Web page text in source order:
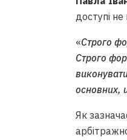
доступі
«Строго
Строго
основних,
Як